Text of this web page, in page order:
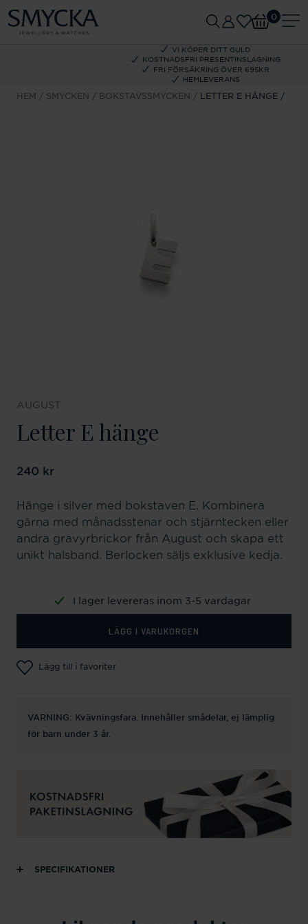
VI KÖPER DITT GULD
KOSTNADSFRI PRESENTINSLAGNING
FRI FÖRSÄKRING ÖVER 695KR
HEMLEVERANS
0
HEM SMYCKEN BOKSTAVSSMYCKEN LETTER E HÄNGE
AUGUST
Letter E hänge
Pris:240 kr
240 kr
Hänge i silver med bokstaven E. Kombinera
gärna med månadsstenar och stjärntecken eller
andra gravyrbrickor från August och skapa ett
unikt halsband. Berlocken säljs exklusive kedja.
I lager levereras inom 3-5 vardagar
LÄGG I VARUKORGEN
Lägg till i favoriter
VARNING: Kvävningsfara. Innehåller smådelar, ej lämplig
för barn under 3 år.
SPECIFIKATIONER